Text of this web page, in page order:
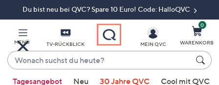
Du bist neu bei QVC? Spare 10 Euro! Code: HalloQVC
MENÜ TV-RÜCKBLICK
Wonach
suchst
du
MEIN QVC
0
WARENKORB
Tagesangebot Neu 30 Jahre QVC Cool mit QVC